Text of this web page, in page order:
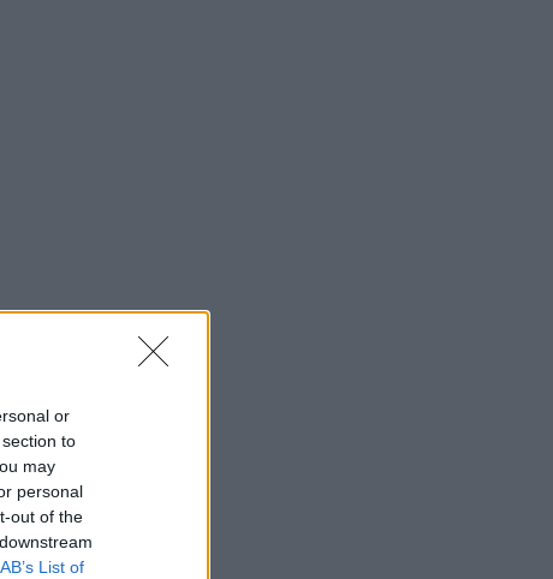
or
to
may
personal
out of the
List of